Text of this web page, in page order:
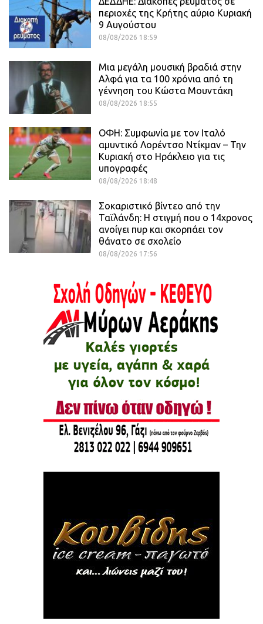
περιοχές της Κρήτης αύριο Κυριακή
9 Αυγούστου
08/08/2026 18:59
Μια μεγάλη μουσική βραδιά στην
Αλφά για τα 100 χρόνια από τη
γέννηση του Κώστα Μουντάκη
08/08/2026 18:55
ΟΦΗ: Συμφωνία με τον Ιταλό
αμυντικό Λορέντσο Ντίκμαν – Την
Κυριακή στο Ηράκλειο για τις
υπογραφές
08/08/2026 18:48
Σοκαριστικό βίντεο από την
Ταϊλάνδη: Η στιγμή που ο 14χρονος
ανοίγει πυρ και σκορπάει τον
θάνατο σε σχολείο
08/08/2026 17:56